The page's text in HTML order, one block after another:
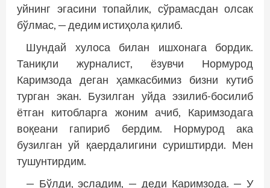
уйнинг эгасини топайлик, сўрамасдан олсак
бўлмас, — дедим истиҳола қилиб.
Шундай хулоса билан ишхонага бордик.
Таниқли журналист, ёзувчи Нормурод
Каримзода деган ҳамкасбимиз бизни кутиб
турган экан. Бузилган уйда эзилиб-босилиб
ётган китобларга жоним ачиб, Каримзодага
воқеани гапириб бердим. Нормурод ака
бузилган уй қаердалигини суриштирди. Мен
тушунтирдим.
— Бўлди, эсладим, — деди Каримзода. — У